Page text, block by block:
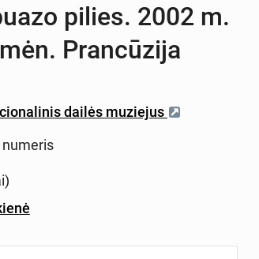
pilies. 2002 m.
Prancūzija
dailės muziejus